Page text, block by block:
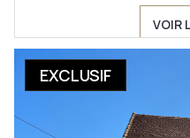
VOIR
EXCLUSIF